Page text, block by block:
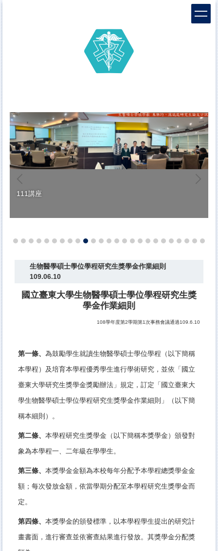
111講座
生物醫學碩士學位學程研究生獎學金作業細則
109.06.10
國立臺東大學生物醫學碩士學位學程研究生獎
學金作業細則
108學年度第2學期第1次事務會議通過109.6.10
第一條、 為鼓勵學生就讀生物醫學碩士學位學程（以下簡稱
本學程）及培育本學程優秀學生進行學術研究，並依「國立
臺東大學研究生獎學金獎勵辦法」規定，訂定「國立臺東大
學生物醫學碩士學位學程研究生獎學金作業細則」（以下簡
稱本細則）。
第二條、 本學程研究生獎學金（以下簡稱本獎學金）頒發對
象為本學程一、二年級在學學生。
第三條、 本獎學金金額為本校每年分配予本學程總獎學金金
額；每次發放金額，依當學期分配至本學程研究生獎學金而
定。
第四條、 本獎學金的頒發標準，以本學程學生提出的研究計
畫書面，進行審查並依審查結果進行發放。其獎學金分配獎